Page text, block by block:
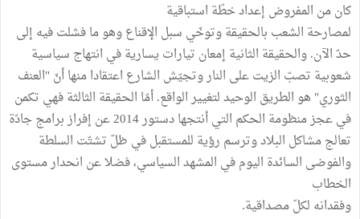
كان من المفروض إعداد خطّة استباقية
لمصارحة الشعب بالحقيقة وتوخّي سبل الإقناع وهو ما فشلت فيه إلى
حدّ الآن. والحقيقة الثانية إمعان تيارات يسارية في انتهاج سياسية
شعوبية تصبّ الزيت على النار وتجيّش الشارع اعتقادا منها أنّ "العنف
الثوري" هو الطريق الوحيد لتغيير الواقع. أمّا الحقيقة الثالثة فهي تكمن
في عجز منظومة الحكم التي أنتجها دستور 2014 عن إفراز برامج جادّة
تعالج مشاكل البلاد وترسم رؤية للمستقبل في ظلّ تشتّت السلطة
والفوضى السائدة اليوم في المشهد السياسي، فضلا عن انحدار مستوى
الخطاب
وفقدانه لكلّ مصداقية.